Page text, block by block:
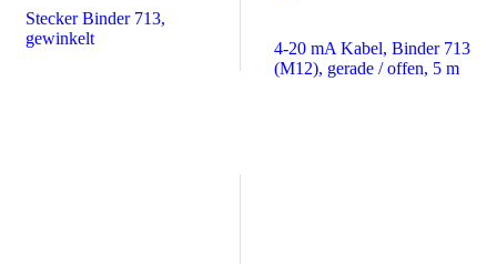
Stecker Binder 713,
gewinkelt
4-20 mA Kabel, Binder 713
(M12), gerade / offen, 5 m